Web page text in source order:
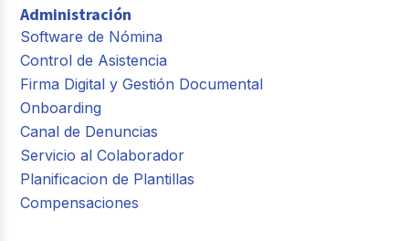
Administración
Software de Nómina
Control de Asistencia
Firma Digital y Gestión Documental
Onboarding
Canal de Denuncias
Servicio al Colaborador
Planificacion de Plantillas
Compensaciones